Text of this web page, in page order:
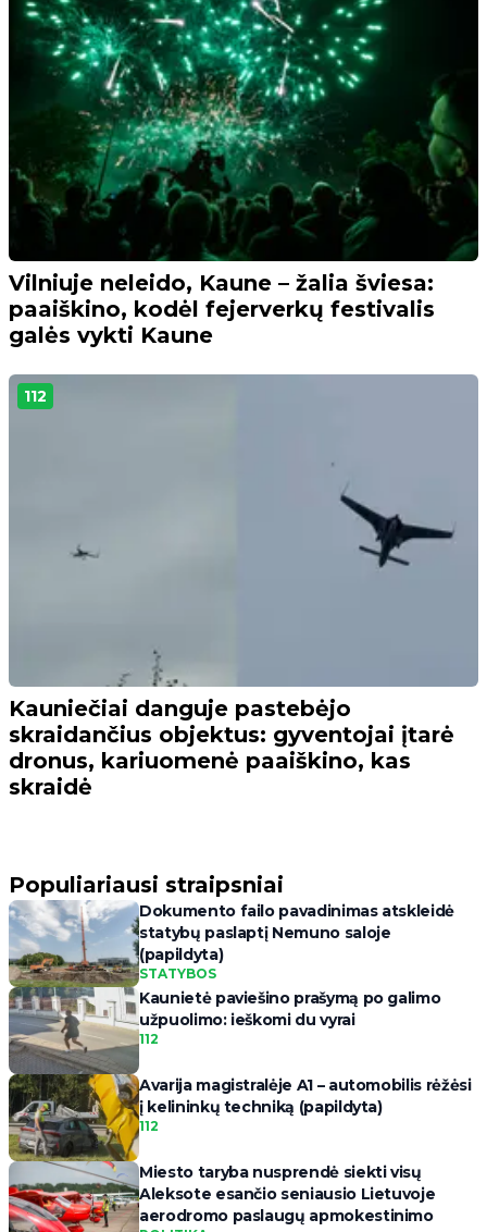
Vilniuje neleido, Kaune – žalia šviesa:
paaiškino, kodėl fejerverkų festivalis
galės vykti Kaune
112
Kauniečiai danguje pastebėjo
skraidančius objektus: gyventojai įtarė
dronus, kariuomenė paaiškino, kas
skraidė
Populiariausi straipsniai
Dokumento failo pavadinimas atskleidė
statybų paslaptį Nemuno saloje
(papildyta)
STATYBOS
Kaunietė paviešino prašymą po galimo
užpuolimo: ieškomi du vyrai
112
Avarija magistralėje A1 – automobilis rėžėsi
į kelininkų techniką (papildyta)
112
Miesto taryba nusprendė siekti visų
Aleksote esančio seniausio Lietuvoje
aerodromo paslaugų apmokestinimo